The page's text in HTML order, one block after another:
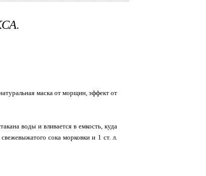
маска от морщин, эффект от
воды и вливается в емкость, куда
сока морковки и 1 ст. л.